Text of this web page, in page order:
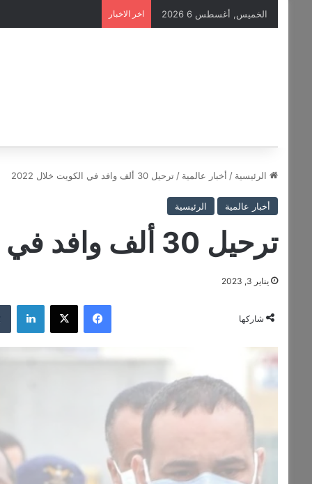
الخميس, أغسطس 6 2026 اخر الاخبار
الرئيسية / أخبار عالمية / ترحيل 30 ألف وافد في الكويت خلال 2022
أخبار عالمية الرئيسية
ترحيل 30 ألف وافد في الكويت خلال 2022
يناير 3, 2023
شاركها
فيسبوك ‫X لينكدإن